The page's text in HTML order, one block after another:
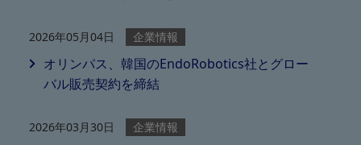
2026年05月04日 企業情報
オリンパス、韓国のEndoRobotics社とグロー
バル販売契約を締結
2026年03月30日 企業情報